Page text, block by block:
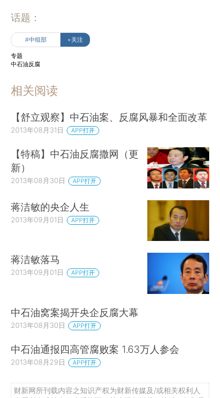
话题：
#中组部 +关注
专题
中石油反腐
相关阅读
【舒立观察】中石油案、反腐风暴和全面改革
2013年08月31日 APP打开
【特稿】中石油反腐撒网（更
新）
2013年08月30日 APP打开
蒋洁敏的央企人生
2013年09月01日 APP打开
蒋洁敏落马
2013年09月01日 APP打开
中石油窝案揭开央企反腐大幕
2013年08月30日 APP打开
中石油通报四高管腐败案 1.63万人参会
2013年08月29日 APP打开
财新网所刊载内容之知识产权为财新传媒及/或相关权利人